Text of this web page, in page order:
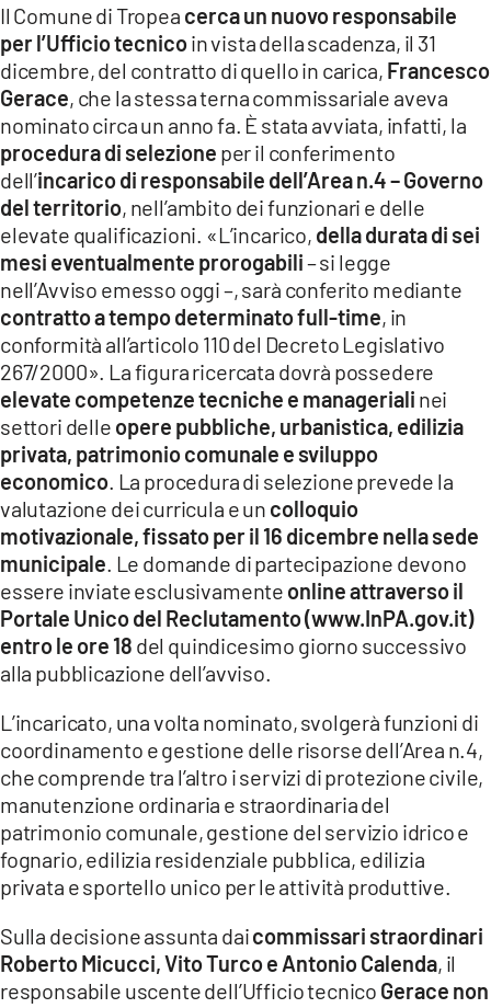
LACTV.IT
LACONAIR.IT
LACITYMAG.IT
ILREGGINO.IT
COSENZACHANNEL.IT
ILVIBONESE.IT
CATANZAROCHANNEL.IT
LACAPITALENEWS.IT
App
ANDROID
APPLE
Il Comune di Tropea cerca un nuovo responsabile
per l’Ufficio tecnicoin vista della scadenza, il 31
dicembre, del contratto di quello in carica, Francesco
Gerace, che la stessa terna commissariale aveva
nominato circa un anno fa. È stata avviata, infatti, la
procedura di selezione per il conferimento
dell’incarico di responsabile dell’Area n.4 – Governo
del territorio, nell’ambito dei funzionari e delle
elevate qualificazioni. «L’incarico, della durata di sei
mesi eventualmente prorogabili– si legge
nell’Avviso emesso oggi –, sarà conferito mediante
contratto a tempo determinato full-time, in
conformità all’articolo 110 del Decreto Legislativo
267/2000». La figura ricercata dovrà possedere
elevate competenze tecniche e manageriali nei
settori delle opere pubbliche, urbanistica, edilizia
privata, patrimonio comunale e sviluppo
economico . La procedura di selezione prevede la
valutazione dei curricula e un colloquio
motivazionale, fissato per il 16 dicembre nella sede
municipale . Le domande di partecipazione devono
essere inviate esclusivamente online attraverso il
Portale Unico del Reclutamento (www.InPA.gov.it)
entro le ore 18 del quindicesimo giorno successivo
alla pubblicazione dell’avviso.
L’incaricato, una volta nominato, svolgerà funzioni di
coordinamento e gestione delle risorse dell’Area n.4,
che comprende tra l’altro i servizi di protezione civile,
manutenzione ordinaria e straordinaria del
patrimonio comunale, gestione del servizio idrico e
fognario, edilizia residenziale pubblica, edilizia
privata e sportello unico per le attività produttive.
Sulla decisione assunta daicommissari straordinari
Roberto Micucci, Vito Turco e Antonio Calenda, il
responsabile uscente dell’Ufficio tecnico Gerace non